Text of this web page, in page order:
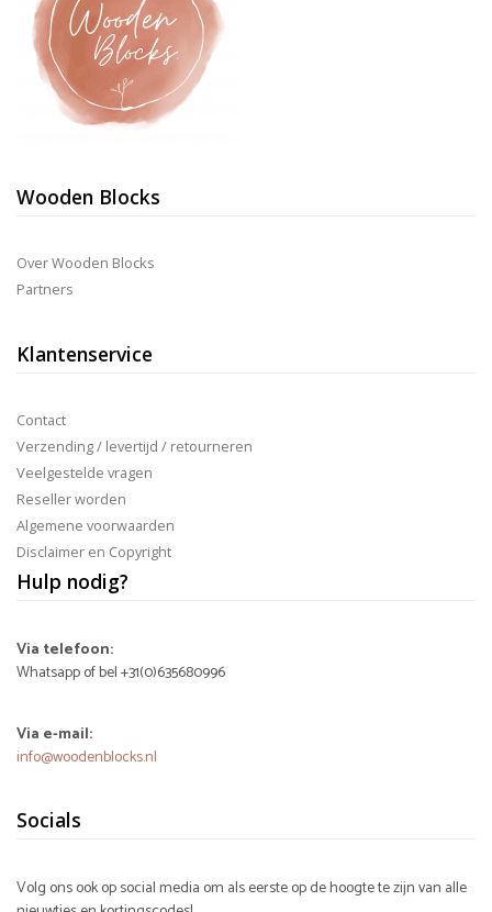
Wooden Blocks
Over Wooden Blocks
Partners
Klantenservice
Contact
Verzending / levertijd / retourneren
Veelgestelde vragen
Reseller worden
Algemene voorwaarden
Disclaimer en Copyright
Hulp nodig?
Via telefoon:
Whatsapp of bel +31(0)635680996
Via e-mail:
info@woodenblocks.nl
Socials
Volg ons ook op social media om als eerste op de hoogte te zijn van alle